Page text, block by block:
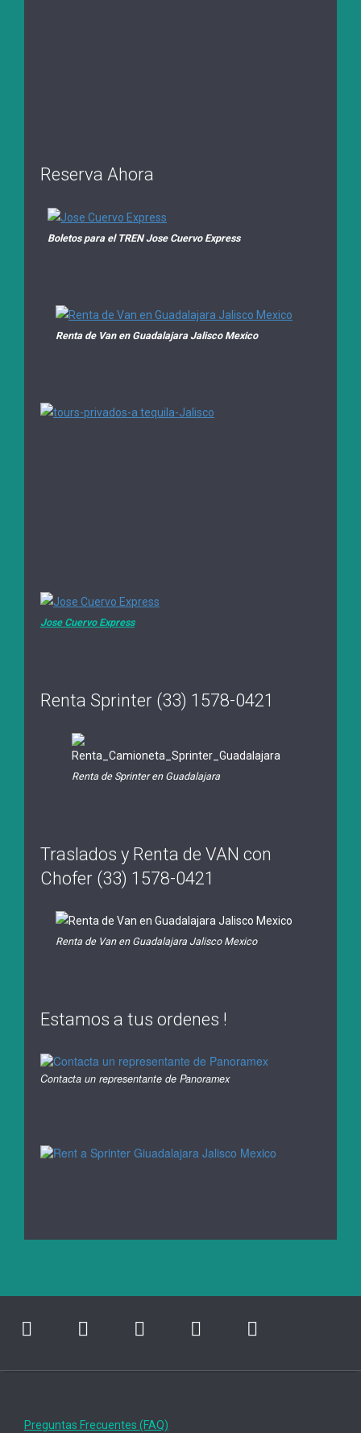
Reserva Ahora
Boletos para el TREN Jose Cuervo Express
Renta de Van en Guadalajara Jalisco Mexico
Jose Cuervo Express
Renta Sprinter (33) 1578-0421
Renta de Sprinter en Guadalajara
Traslados y Renta de VAN con
Chofer (33) 1578-0421
Renta de Van en Guadalajara Jalisco Mexico
Estamos a tus ordenes !
Contacta un representante de Panoramex
Preguntas Frecuentes (FAQ)